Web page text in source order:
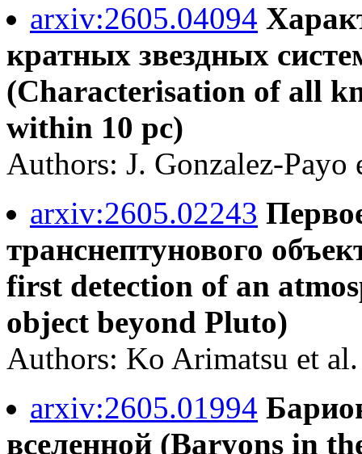
arxiv:2605.04094
кратных звездных
(Characterisation of all
within 10 pc)
Authors: J. Gonzalez-Payo
arxiv:2605.02243
транснептунового
first detection of an
object beyond Pluto)
Authors: Ko Arimatsu et al.
arxiv:2605.01994
вселенной (Baryons in